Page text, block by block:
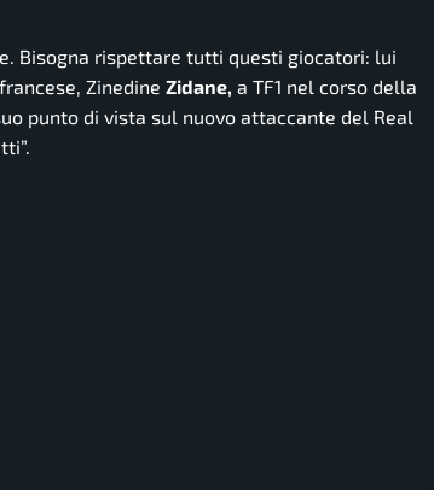
Bisogna rispettare tutti questi giocatori: lui
Zinedine Zidane, a TF1 nel corso della
punto di vista sul nuovo attaccante del Real